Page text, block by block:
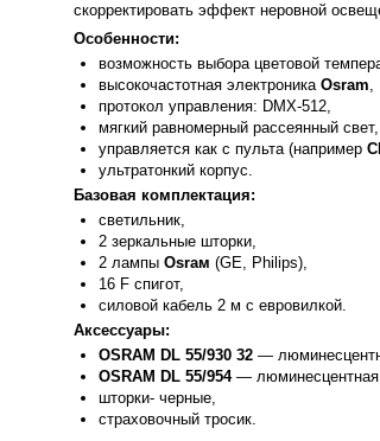
скорректировать эффект неровной
Особенности:
возможность выбора цветовой
высокочастотная электроника Osram,
протокол управления: DМX-512,
мягкий равномерный рассеянный свет,
управляется как с пульта (например
ультратонкий корпус.
Базовая комплектация:
светильник,
2 зеркальные шторки,
2 лампы Osraм (GE, Philips),
16 F спигот,
силовой кабель 2 м с евровилкой.
Аксессуары:
OSRAM DL 55/930 32 —
OSRAM DL 55/954— люминесцентная
шторки- черные,
страховочный тросик.